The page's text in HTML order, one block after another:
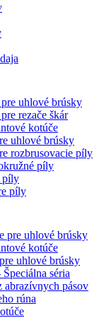
uhlové brúsky
rezače škár
kotúče
uhlové brúsky
rozbrusovacie píly
píly
píly
píly
pre uhlové brúsky
kotúče
uhlové brúsky
séria
abrazívnych pásov
rúna